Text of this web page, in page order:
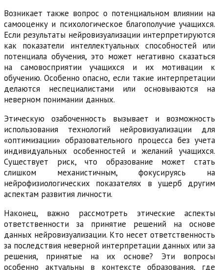
Возникает также вопрос о потенциальном влиянии на
самооценку и психологическое благополучие учащихся.
Если результаты нейровизуализации интерпретируются
как показатели интеллектуальных способностей или
потенциала обучения, это может негативно сказаться
на самовосприятии учащихся и их мотивации к
обучению. Особенно опасно, если такие интерпретации
делаются неспециалистами или основываются на
неверном понимании данных.
Этическую озабоченность вызывает и возможность
использования технологий нейровизуализации для
«оптимизации» образовательного процесса без учета
индивидуальных особенностей и желаний учащихся.
Существует риск, что образование может стать
слишком механистичным, фокусируясь на
нейрофизиологических показателях в ущерб другим
аспектам развития личности.
Наконец, важно рассмотреть этические аспекты
ответственности за принятие решений на основе
данных нейровизуализации. Кто несет ответственность
за последствия неверной интерпретации данных или за
решения, принятые на их основе? Эти вопросы
особенно актуальны в контексте образования, где